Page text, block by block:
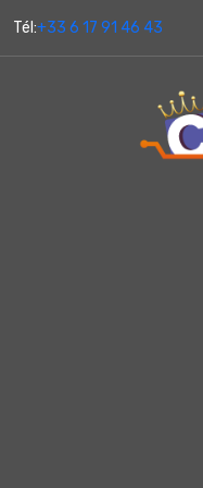
Tél:+33 6 17 91 46 43